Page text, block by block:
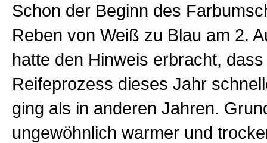
Schon der Beginn des
Reben von Weiß zu Blau am 2.
hatte den Hinweis erbracht,
Reifeprozess dieses Jahr
ging als in anderen Jahren.
ungewöhnlich warmer und